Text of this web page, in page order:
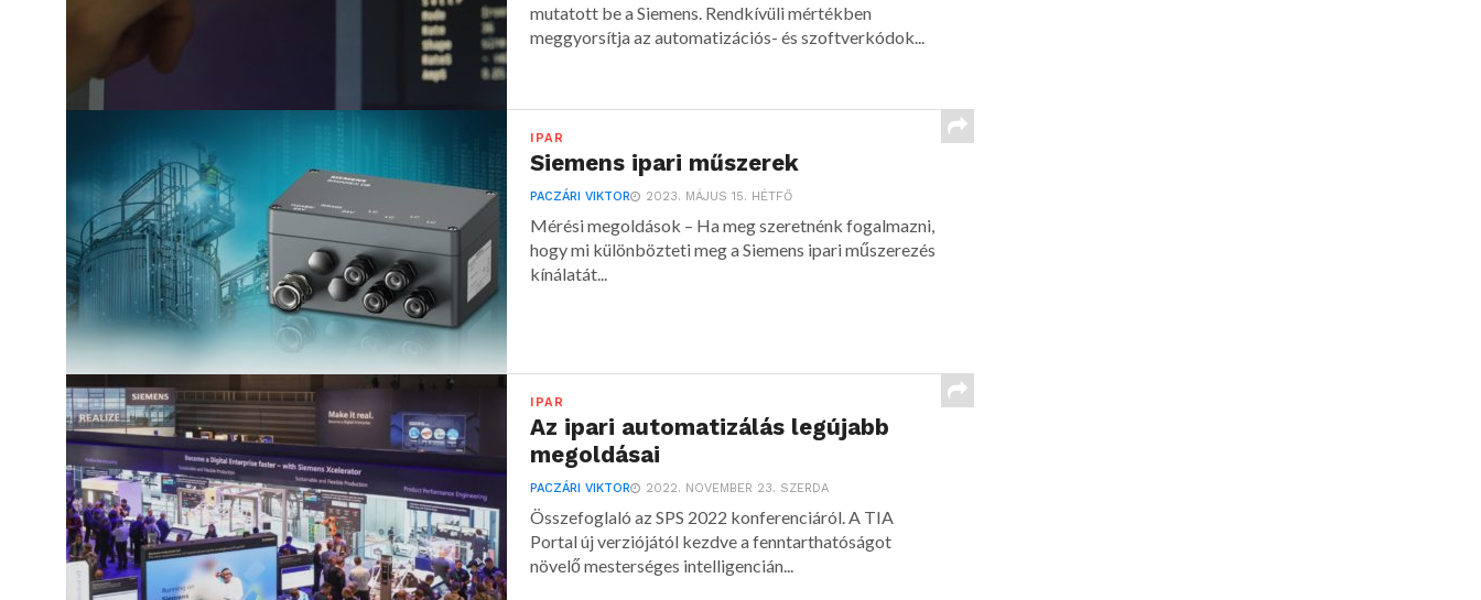
mutatott be a Siemens. Rendkívüli mértékben
meggyorsítja az automatizációs- és szoftverkódok...
IPAR
Siemens ipari műszerek
PACZÁRI VIKTOR 2023. MÁJUS 15. HÉTFŐ
Mérési megoldások – Ha meg szeretnénk fogalmazni,
hogy mi különbözteti meg a Siemens ipari műszerezés
kínálatát...
IPAR
Az ipari automatizálás legújabb
megoldásai
PACZÁRI VIKTOR 2022. NOVEMBER 23. SZERDA
Összefoglaló az SPS 2022 konferenciáról. A TIA
Portal új verziójától kezdve a fenntarthatóságot
növelő mesterséges intelligencián...